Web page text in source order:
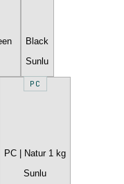
Black
Sunlu
PC
PC | Natur 1 kg
Sunlu